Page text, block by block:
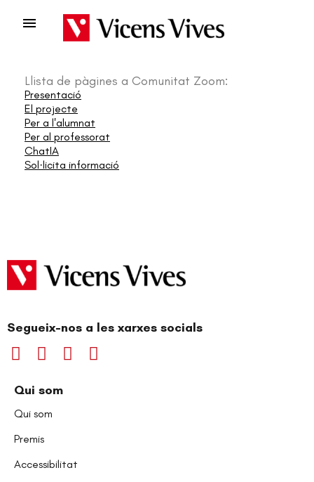

Llista de pàgines a Comunitat Zoom:
Presentació
El projecte
Per a l'alumnat
Per al professorat
ChatIA
Sol·licita informació
Segueix-nos a les xarxes socials
Qui som
Qui som
Premis
Accessibilitat